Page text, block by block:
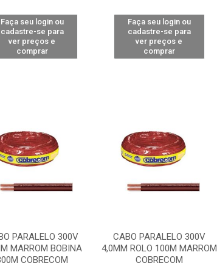
Faça seu login ou
cadastre-se para
ver preços e
comprar
Faça seu login ou
cadastre-se para
ver preços e
comprar
PARALELO 300V
MARROM BOBINA
COBRECOM
CABO PARALELO 300V
4,0MM ROLO 100M MARROM
COBRECOM